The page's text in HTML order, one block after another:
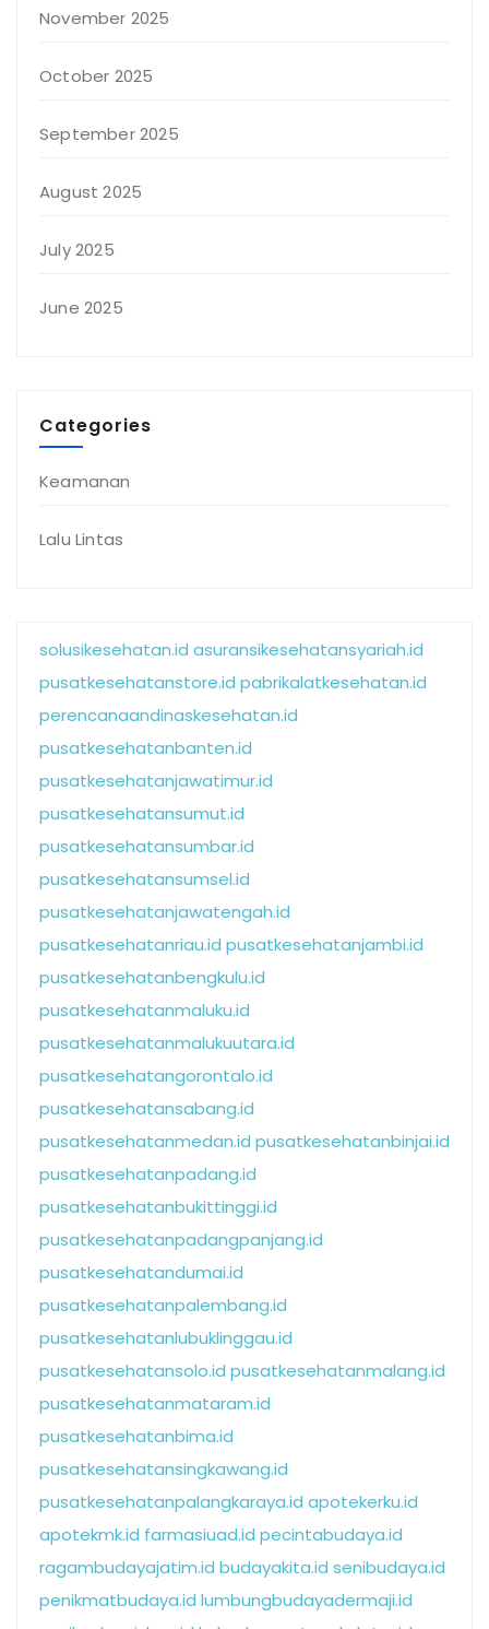
November 2025
October 2025
September 2025
August 2025
July 2025
June 2025
Categories
Keamanan
Lalu Lintas
solusikesehatan.id asuransikesehatansyariah.id
pusatkesehatanstore.id pabrikalatkesehatan.id
perencanaandinaskesehatan.id
pusatkesehatanbanten.id
pusatkesehatanjawatimur.id
pusatkesehatansumut.id
pusatkesehatansumbar.id
pusatkesehatansumsel.id
pusatkesehatanjawatengah.id
pusatkesehatanriau.id pusatkesehatanjambi.id
pusatkesehatanbengkulu.id
pusatkesehatanmaluku.id
pusatkesehatanmalukuutara.id
pusatkesehatangorontalo.id
pusatkesehatansabang.id
pusatkesehatanmedan.id pusatkesehatanbinjai.id
pusatkesehatanpadang.id
pusatkesehatanbukittinggi.id
pusatkesehatanpadangpanjang.id
pusatkesehatandumai.id
pusatkesehatanpalembang.id
pusatkesehatanlubuklinggau.id
pusatkesehatansolo.id pusatkesehatanmalang.id
pusatkesehatanmataram.id
pusatkesehatanbima.id
pusatkesehatansingkawang.id
pusatkesehatanpalangkaraya.id apotekerku.id
apotekmk.id farmasiuad.id pecintabudaya.id
ragambudayajatim.id budayakita.id senibudaya.id
penikmatbudaya.id lumbungbudayadermaji.id